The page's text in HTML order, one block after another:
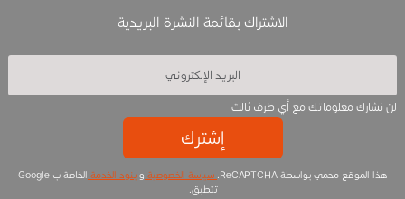
الاشتراك بقائمة النشرة البريدية
لن نشارك معلوماتك مع أي طرف ثالث
إشترك
هذا الموقع محمي بواسطة ReCAPTCHA. سياسة الخصوصية وبنود الخدمة
الخاصة ب Google
تتطبق.